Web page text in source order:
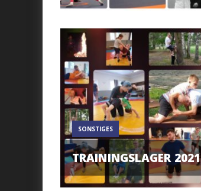
SONSTIGES
TRAININGSLAGER 2021